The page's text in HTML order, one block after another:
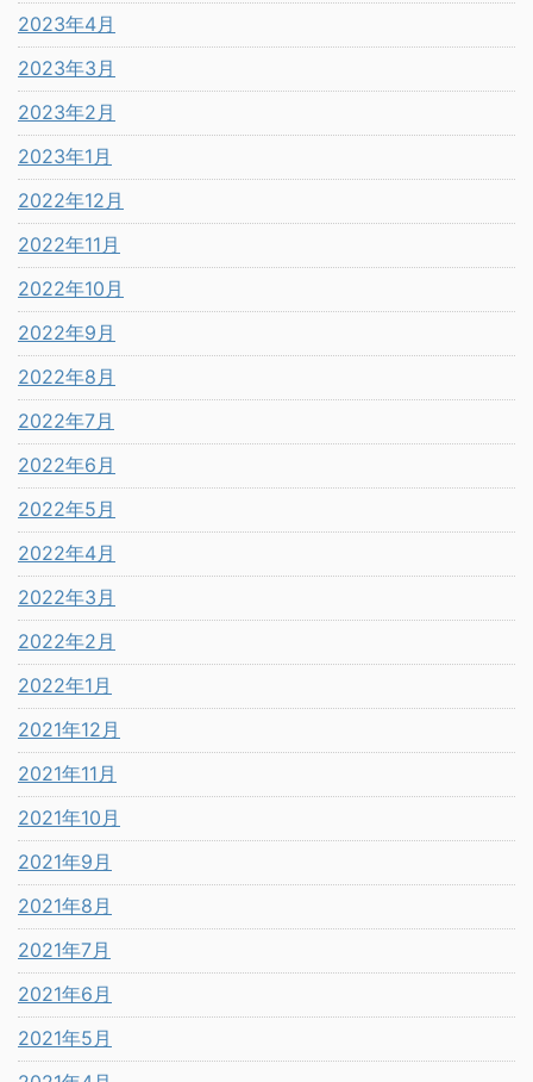
2023年4月
2023年3月
2023年2月
2023年1月
2022年12月
2022年11月
2022年10月
2022年9月
2022年8月
2022年7月
2022年6月
2022年5月
2022年4月
2022年3月
2022年2月
2022年1月
2021年12月
2021年11月
2021年10月
2021年9月
2021年8月
2021年7月
2021年6月
2021年5月